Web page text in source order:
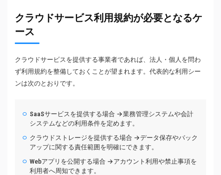
クラウドサービス利用規約が必要となるケ
ース
クラウドサービスを提供する事業者であれば、法人・個人を問わ
ず利用規約を整備しておくことが望まれます。代表的な利用シー
ンは次のとおりです。
SaaSサービスを提供する場合 →業務管理システムや会計
システムなどの利用条件を定めます。
クラウドストレージを提供する場合 →データ保存やバック
アップに関する責任範囲を明確にできます。
Webアプリを公開する場合 →アカウント利用や禁止事項を
利用者へ周知できます。